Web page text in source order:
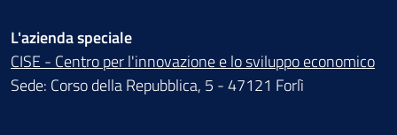
L'azienda speciale
CISE - Centro per l'innovazione e lo sviluppo economico
Sede: Corso della Repubblica, 5 - 47121 Forlì